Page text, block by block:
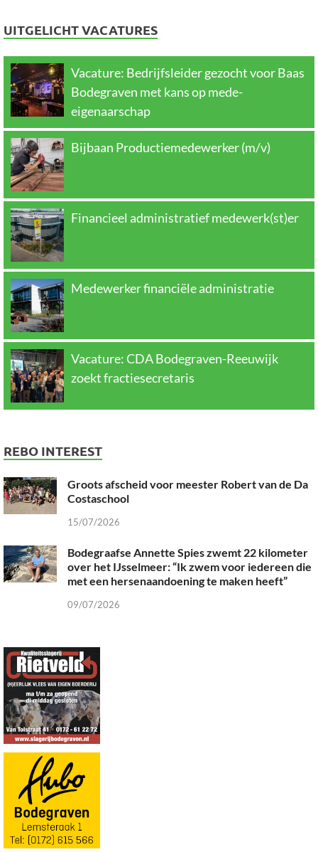
UITGELICHT VACATURES
Vacature: Bedrijfsleider gezocht voor Baas
Bodegraven met kans op mede-
eigenaarschap
Bijbaan Productiemedewerker (m/v)
Financieel administratief medewerk(st)er
Medewerker financiële administratie
Vacature: CDA Bodegraven-Reeuwijk
zoekt fractiesecretaris
REBO INTEREST
Groots afscheid voor meester Robert van de Da
Costaschool
15/07/2026
Bodegraafse Annette Spies zwemt 22 kilometer
over het IJsselmeer: “Ik zwem voor iedereen die
met een hersenaandoening te maken heeft”
09/07/2026